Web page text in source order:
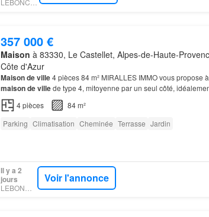
357 000 €
Maison à 83330, Le Castellet, Alpes-de-Haute-
Côte d'Azur
Maison de ville4 pièces 84 m² MIRALLES IMMO vous propose
maison de villede type 4, mitoyenne par un seul côté,
développe un peu plus de 84 m2 habitables, auxquels s'ajou…
4pièces
84 m²
Parking Climatisation Cheminée Terrasse Jardin
Il y a 2
jours
Voir l'annonce